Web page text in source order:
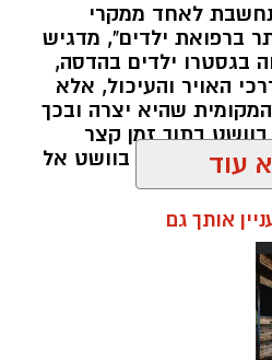
כסף מזומן ואמצעים
הבירה שביצעו חיפוש
כלי רכב שעוררו את
מעקב סמוי נעצרו שני
תושבי העיר ירושלים. ובחיפוש בכלי
כ-5.5 ק"ג של חומרים החשודים
כסמים מסוכנים, 15,140 ש"ח במזומן, שבעה
שני החשודים הועברו
את מעצר אחד
לאחד ממקרי
ברפואת ילדים", מדגיש
בגסטרו ילדים בהדסה,
האויר והעיכול, אלא
שהיא יצרה ובכך
בוושט בתוך זמן קצר
מקרע חמור בוושט אלעוד
אותך גם